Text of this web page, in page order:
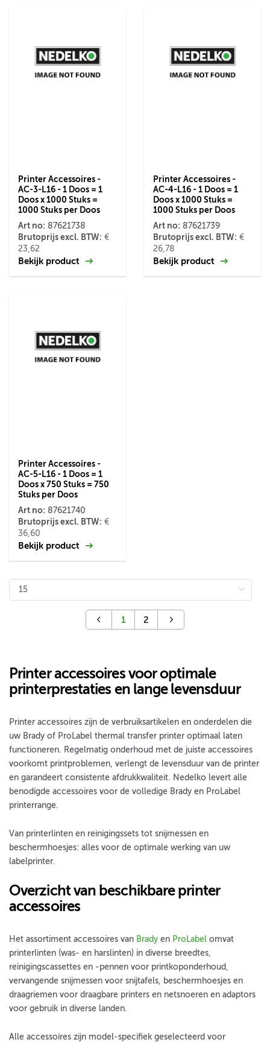
Printer Accessoires -
AC-3-L16 - 1 Doos = 1
Doos x 1000 Stuks =
1000 Stuks per Doos
Art no: 87621738
Brutoprijs excl. BTW: €
23,62
Bekijk product
Printer Accessoires -
AC-4-L16 - 1 Doos = 1
Doos x 1000 Stuks =
1000 Stuks per Doos
Art no: 87621739
Brutoprijs excl. BTW: €
26,78
Bekijk product
Printer Accessoires -
AC-5-L16 - 1 Doos = 1
Doos x 750 Stuks = 750
Stuks per Doos
Art no: 87621740
Brutoprijs excl. BTW: €
36,60
Bekijk product
1 2
Printer accessoires voor optimale
printerprestaties en lange levensduur
Printer accessoires zijn de verbruiksartikelen en onderdelen die
uw Brady of ProLabel thermal transfer printer optimaal laten
functioneren. Regelmatig onderhoud met de juiste accessoires
voorkomt printproblemen, verlengt de levensduur van de printer
en garandeert consistente afdrukkwaliteit. Nedelko levert alle
benodigde accessoires voor de volledige Brady en ProLabel
printerrange.
Van printerlinten en reinigingssets tot snijmessen en
beschermhoesjes: alles voor de optimale werking van uw
labelprinter.
Overzicht van beschikbare printer
accessoires
Het assortiment accessoires van Brady en ProLabel omvat
printerlinten (was- en harslinten) in diverse breedtes,
reinigingscassettes en -pennen voor printkoponderhoud,
vervangende snijmessen voor snijtafels, beschermhoesjes en
draagriemen voor draagbare printers en netsnoeren en adaptors
voor gebruik in diverse landen.
Alle accessoires zijn model-specifiek geselecteerd voor